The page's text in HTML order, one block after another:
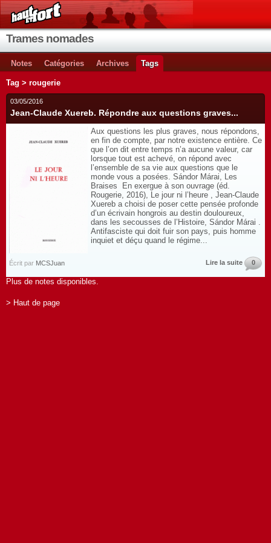
Trames nomades
Notes Catégories Archives Tags
Tag > rougerie
03/05/2016
Jean-Claude Xuereb. Répondre aux questions graves...
Aux questions les plus graves, nous répondons,
en fin de compte, par notre existence entière. Ce
que l’on dit entre temps n’a aucune valeur, car
lorsque tout est achevé, on répond avec
l’ensemble de sa vie aux questions que le
monde vous a posées. Sándor Márai, Les
Braises En exergue à son ouvrage (éd.
Rougerie, 2016), Le jour ni l’heure , Jean-Claude
Xuereb a choisi de poser cette pensée profonde
d’un écrivain hongrois au destin douloureux,
dans les secousses de l’Histoire, Sándor Márai .
Antifasciste qui doit fuir son pays, puis homme
inquiet et déçu quand le régime...
Écrit par MCSJuan Lire la suite 0
Plus de notes disponibles.
> Haut de page